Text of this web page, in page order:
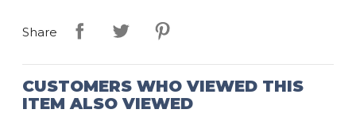
Share
CUSTOMERS WHO VIEWED THIS
ITEM ALSO VIEWED